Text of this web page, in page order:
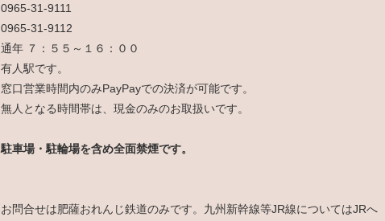
0965-31-9111
0965-31-9112
通年 ７：５５～１６：００
有人駅です。
窓口営業時間内のみPayPayでの決済が可能です。
無人となる時間帯は、現金のみのお取扱いです。
駐車場・駐輪場を含め全面禁煙です。
お問合せは肥薩おれんじ鉄道のみです。九州新幹線等JR線についてはJRへ